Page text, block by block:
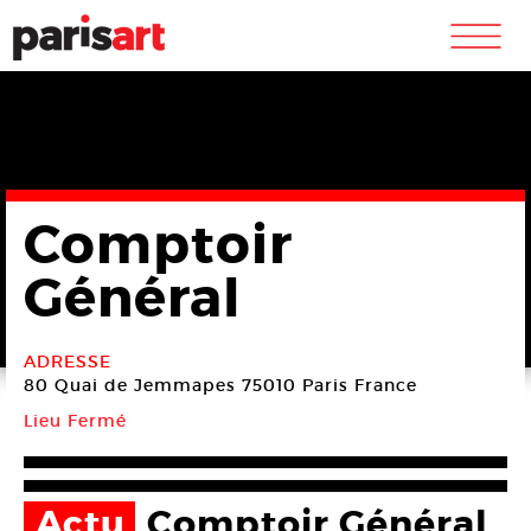
m
Comptoir
Général
ADRESSE
80 Quai de Jemmapes 75010 Paris France
Lieu Fermé